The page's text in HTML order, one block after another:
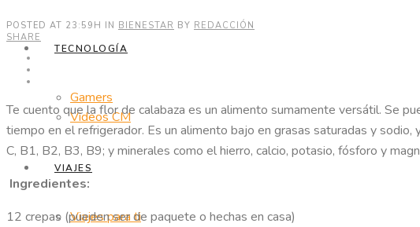
TECNOLOGÍA
Gamers
Videos CM
VIAJES
Viajes para ti
POSTED AT 23:59H IN BIENESTAR BY REDACCIÓN
SHARE
Te cuento que la flor de calabaza es un alimento sumamente versátil. Se
tiempo en el refrigerador. Es un alimento bajo en grasas saturadas y
C, B1, B2, B3, B9; y minerales como el hierro, calcio, potasio, fósforo y
Ingredientes:
12 crepas (pueden ser de paquete o hechas en casa)